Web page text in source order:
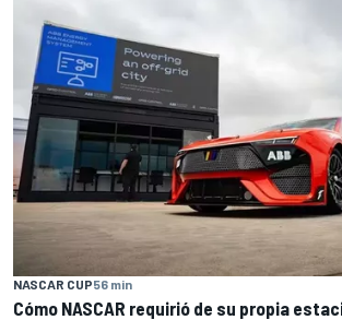
NASCAR CUP56 min
Cómo NASCAR requirió de su propia